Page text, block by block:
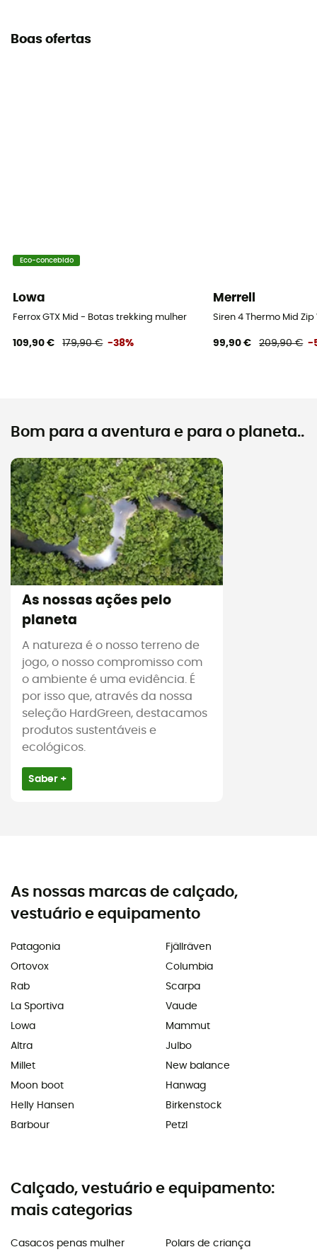
Boas ofertas
Eco-concebido
Lowa
Ferrox GTX Mid - Botas trekking mulher
109,90 € 179,90 € -38%
Merrell
Siren 4 Thermo Mid
99,90 € 209,90 € -
Bom para a aventura e para o planeta..
As nossas ações pelo
planeta
A natureza é o nosso terreno de
jogo, o nosso compromisso com
o ambiente é uma evidência. É
por isso que, através da nossa
seleção HardGreen, destacamos
produtos sustentáveis e
ecológicos.
Saber +
As nossas marcas de calçado,
vestuário e equipamento
Patagonia
Ortovox
Rab
La Sportiva
Lowa
Altra
Millet
Moon boot
Helly Hansen
Barbour
Fjällräven
Columbia
Scarpa
Vaude
Mammut
Julbo
New balance
Hanwag
Birkenstock
Petzl
Calçado, vestuário e equipamento:
mais categorias
Casacos penas mulher
Polars de criança